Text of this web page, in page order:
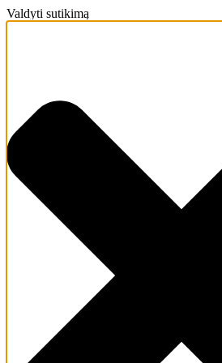
Valdyti sutikimą